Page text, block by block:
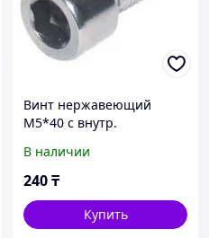
Винт нержавеющий
М5*40 с внутр.
912
В наличии
240₸
Купить